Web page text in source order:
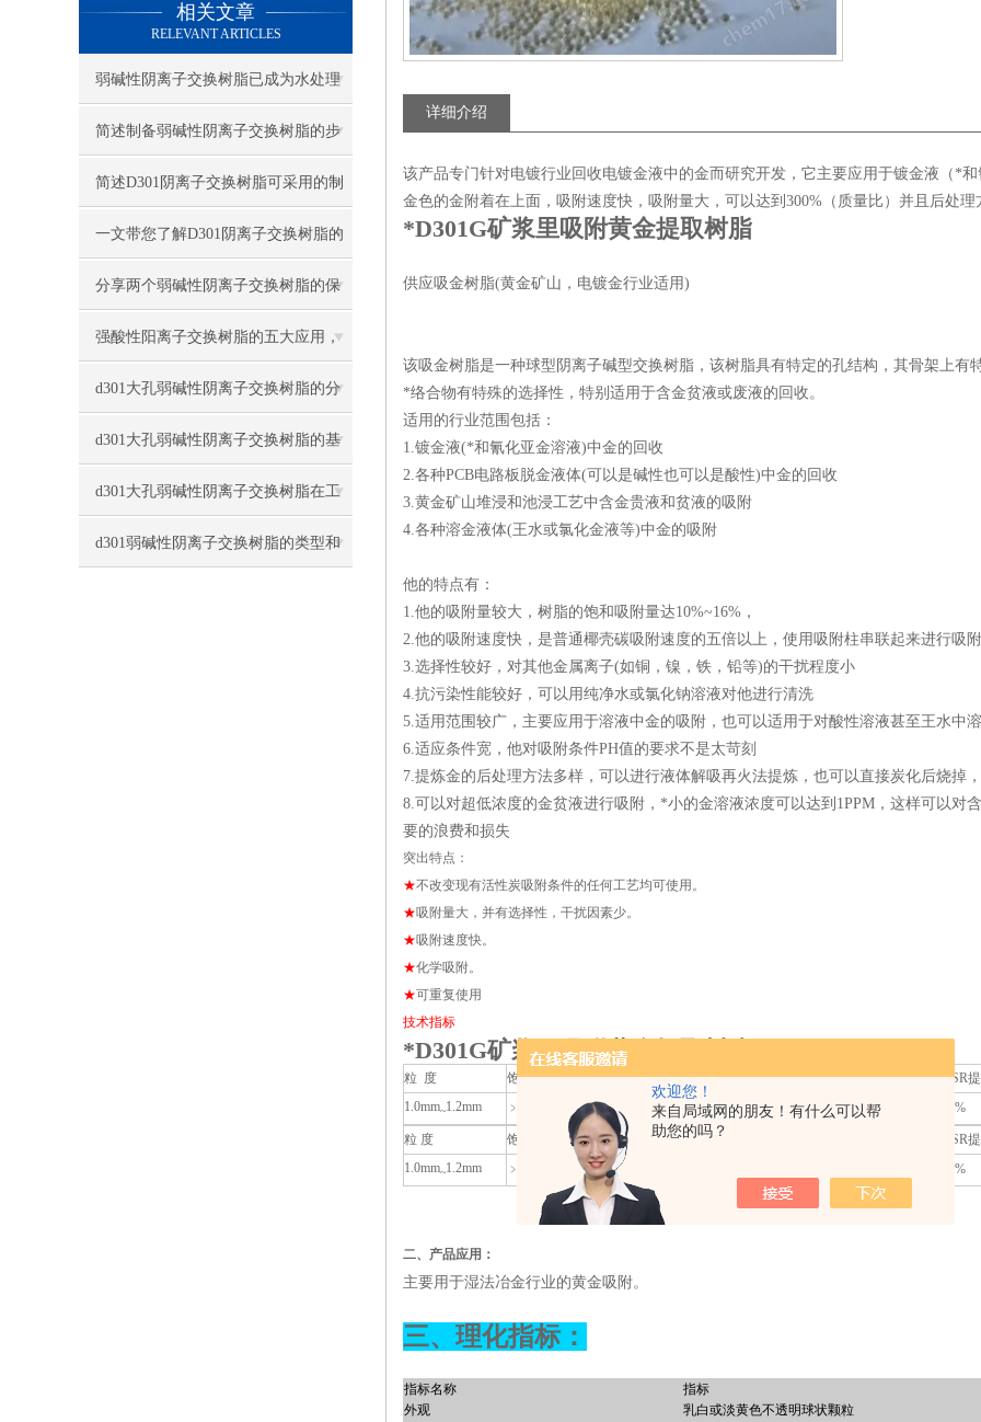
欢迎您！
来自局域网的朋友！有什么可以帮
助您的吗？
相关文章
RELEVANT ARTICLES
弱碱性阴离子交换树脂已成为水处理
工艺中的智能筛网
简述制备弱碱性阴离子交换树脂的步
骤
简述D301阴离子交换树脂可采用的制
备方法
一文带您了解D301阴离子交换树脂的
交换容量
分享两个弱碱性阴离子交换树脂的保
存方法,非常值得学习
强酸性阳离子交换树脂的五大应用，
你知道吗？
d301大孔弱碱性阴离子交换树脂的分
类与树脂结构
d301大孔弱碱性阴离子交换树脂的基
本分类与用途
d301大孔弱碱性阴离子交换树脂在工
作中的主要维护
d301弱碱性阴离子交换树脂的类型和
详细介绍
该产品专门针对电镀行业回收电镀金液中的金而研究开发，它主要应用于镀金液（*
金色的金附着在上面，吸附速度快，吸附量大，可以达到300%（质量比）并且后处
*D301G矿浆里吸附黄金提取树脂
供应吸金树脂(黄金矿山，电镀金行业适用)
该吸金树脂是一种球型阴离子碱型交换树脂，该树脂具有特定的孔结构，其骨架上
*络合物有特殊的选择性，特别适用于含金贫液或废液的回收。
适用的行业范围包括：
1.镀金液(*和氰化亚金溶液)中金的回收
2.各种PCB电路板脱金液体(可以是碱性也可以是酸性)中金的回收
3.黄金矿山堆浸和池浸工艺中含金贵液和贫液的吸附
4.各种溶金液体(王水或氯化金液等)中金的吸附
他的特点有：
1.他的吸附量较大，树脂的饱和吸附量达10%~16%，
2.他的吸附速度快，是普通椰壳碳吸附速度的五倍以上，使用吸附柱串联起来进行吸
3.选择性较好，对其他金属离子(如铜，镍，铁，铅等)的干扰程度小
4.抗污染性能较好，可以用纯净水或氯化钠溶液对他进行清洗
5.适用范围较广，主要应用于溶液中金的吸附，也可以适用于对酸性溶液甚至王水中
6.适应条件宽，他对吸附条件PH值的要求不是太苛刻
7.提炼金的后处理方法多样，可以进行液体解吸再火法提炼，也可以直接炭化后烧掉
8.可以对超低浓度的金贫液进行吸附，*小的金溶液浓度可以达到1PPM，这样可以对
要的浪费和损失
突出特点：
★不改变现有活性炭吸附条件的任何工艺均可使用。
★吸附量大，并有选择性，干扰因素少。
★吸附速度快。
★化学吸附。
★可重复使用
技术指标
*D301G矿浆里吸附黄金提取树脂
粒 度 饱和吸附量 吸附速度 解析率 球磨试验耐磨率
用GSR
1.0mm~1.2mm ﹥活性炭5倍 ﹥活性炭5倍 ﹥99% ﹥99% ﹥99%
粒 度 饱和吸附量 吸附速度
用GSR
1.0mm~1.2mm ﹥活性炭5倍 ﹥活性炭5倍 ﹥99%
二、产品应用：
主要用于湿法冶金行业的黄金吸附。
三、理化指标：
指标名称
指标
外观
乳白或淡黄色不透明球状颗粒